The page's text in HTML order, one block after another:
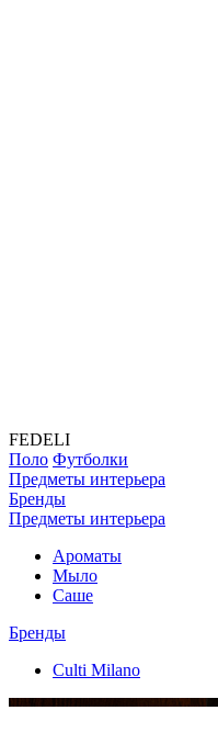
FEDELI
Поло Футболки
Предметы интерьера
Бренды
Предметы интерьера
Ароматы
Мыло
Саше
Бренды
Culti Milano